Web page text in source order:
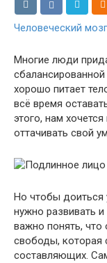
Человеческий мозг
Многие люди
хорошо питает
всё время
этого, нам
оттачивать свой
Но чтобы доиться
нужно развивать
важно понять, что
свободы, которая
составляющих.